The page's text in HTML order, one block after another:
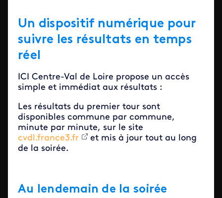
Un dispositif numérique pour
suivre les résultats en temps
réel
ICI Centre-Val de Loire propose un accès
simple et immédiat aux résultats :
Les résultats du premier tour sont
disponibles commune par commune,
minute par minute, sur le site
cvdl.france3.fr
et mis à jour tout au long
de la soirée.
Au lendemain de la soirée